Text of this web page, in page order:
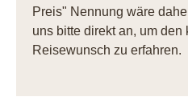
Preis" Nennung wäre
uns bitte direkt an, um den
Reisewunsch zu erfahren.